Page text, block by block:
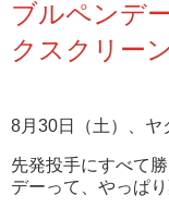
ブルペンデ
クスクリー
8月30日（土）、ヤ
先発投手にすべて
デーって、やっぱり